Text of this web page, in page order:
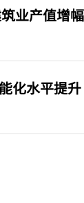
业产值增
化水平提升